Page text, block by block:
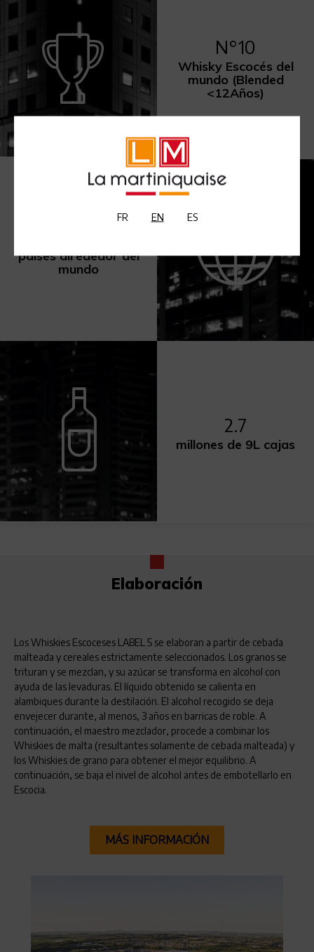
N°10
Whisky Escocés del
mundo (Blended
<12Años)
países alrededor del
mundo
2.7
millones de 9L cajas
Elaboración
Los Whiskies Escoceses LABEL 5 se elaboran a partir de cebada
malteada y cereales estrictamente seleccionados. Los granos se
trituran y se mezclan, y su azúcar se transforma en alcohol con
ayuda de las levaduras. El líquido obtenido se calienta en
alambiques durante la destilación. El alcohol recogido se deja
envejecer durante, al menos, 3 años en barricas de roble. A
continuación, el maestro mezclador, procede a combinar los
Whiskies de malta (resultantes solamente de cebada malteada) y
los Whiskies de grano para obtener el mejor equilibrio. A
continuación, se baja el nivel de alcohol antes de embotellarlo en
Escocia.
MÁS INFORMACIÓN
FR EN ES